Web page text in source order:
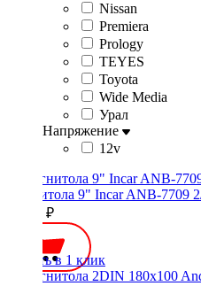
Nissan
Premiera
Prology
TEYES
Toyota
Wide Media
Урал
Напряжение
12v
Магнитола 9" Incar ANB-7709
16000 ₽
Купить в 1 клик